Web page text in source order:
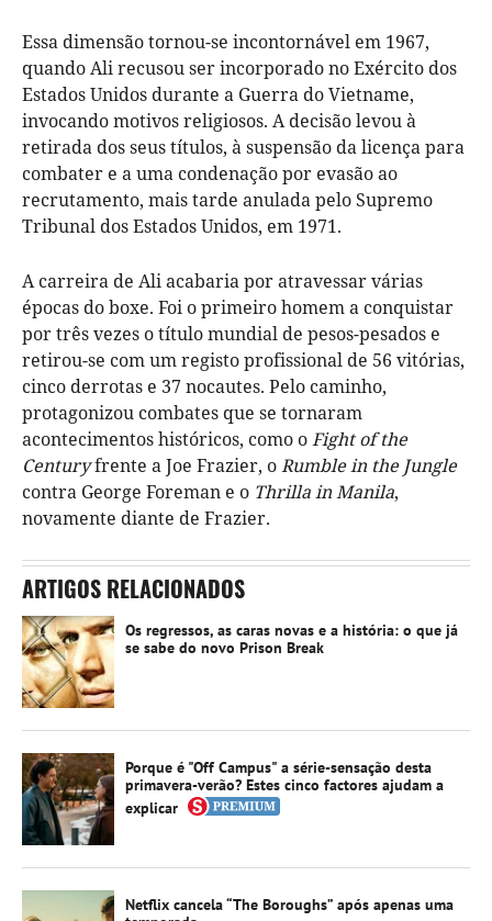
Essa dimensão tornou-se incontornável em 1967,
quando Ali recusou ser incorporado no Exército dos
Estados Unidos durante a Guerra do Vietname,
invocando motivos religiosos. A decisão levou à
retirada dos seus títulos, à suspensão da licença para
combater e a uma condenação por evasão ao
recrutamento, mais tarde anulada pelo Supremo
Tribunal dos Estados Unidos, em 1971.
A carreira de Ali acabaria por atravessar várias
épocas do boxe. Foi o primeiro homem a conquistar
por três vezes o título mundial de pesos-pesados e
retirou-se com um registo profissional de 56 vitórias,
cinco derrotas e 37 nocautes. Pelo caminho,
protagonizou combates que se tornaram
acontecimentos históricos, como oFight of the
Centuryfrente a Joe Frazier, oRumble in the Jungle
contra George Foreman e o Thrilla in Manila,
novamente diante de Frazier.
ARTIGOS RELACIONADOS
Os regressos, as caras novas e a história: o que já
se sabe do novo Prison Break
Porque é "Off Campus" a série-sensação desta
primavera-verão? Estes cinco factores ajudam a
explicar
Netflix cancela “The Boroughs” após apenas uma